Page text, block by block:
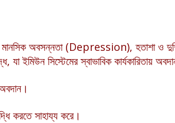
অবসন্নতা (Depression), হতাশা ও
ইমিউন সিস্টেমের স্বাভাবিক কার্যকারিতায়
করতে সাহায্য করে।